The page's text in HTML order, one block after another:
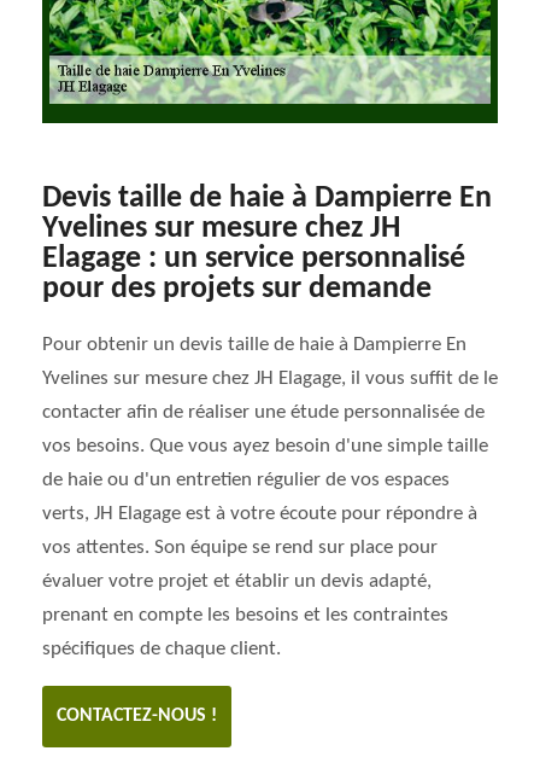
Devis taille de haie à Dampierre En
Yvelines sur mesure chez JH
Elagage : un service personnalisé
pour des projets sur demande
Pour obtenir un devis taille de haie à Dampierre En
Yvelines sur mesure chez JH Elagage, il vous suffit de le
contacter afin de réaliser une étude personnalisée de
vos besoins. Que vous ayez besoin d'une simple taille
de haie ou d'un entretien régulier de vos espaces
verts, JH Elagage est à votre écoute pour répondre à
vos attentes. Son équipe se rend sur place pour
évaluer votre projet et établir un devis adapté,
prenant en compte les besoins et les contraintes
spécifiques de chaque client.
CONTACTEZ-NOUS !